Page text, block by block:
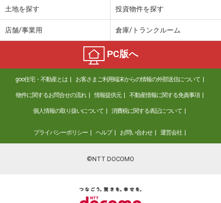
土地を探す 投資物件を探す
店舗/事業用 倉庫/トランクルーム
PC版へ
goo住宅・不動産とは お客さまご利用端末からの情報の外部送信について
物件に関するお問合せの流れ 情報提供元 不動産情報に関する免責事項
個人情報の取り扱いについて 消費税に関する表記について
プライバシーポリシー ヘルプ お問い合わせ 運営会社
©NTT DOCOMO